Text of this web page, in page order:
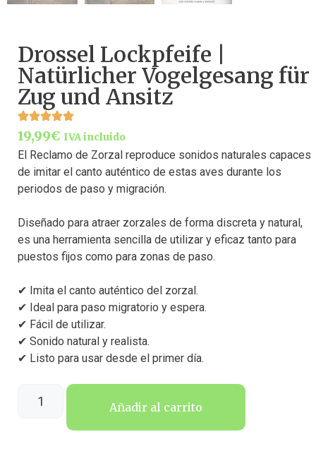
Drossel Lockpfeife |
Natürlicher Vogelgesang für
Zug und Ansitz
19,99€ IVA incluido
El Reclamo de Zorzal reproduce sonidos naturales capaces
de imitar el canto auténtico de estas aves durante los
periodos de paso y migración.
Diseñado para atraer zorzales de forma discreta y natural,
es una herramienta sencilla de utilizar y eficaz tanto para
puestos fijos como para zonas de paso.
✔ Imita el canto auténtico del zorzal.
✔ Ideal para paso migratorio y espera.
✔ Fácil de utilizar.
✔ Sonido natural y realista.
✔ Listo para usar desde el primer día.
Añadir al carrito